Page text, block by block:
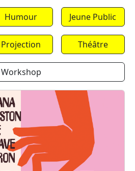
Humour Jeune Public
Projection Théâtre
Workshop